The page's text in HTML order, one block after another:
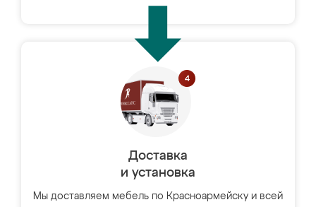
Доставка
и установка
Мы доставляем мебель по Красноармейску и всей